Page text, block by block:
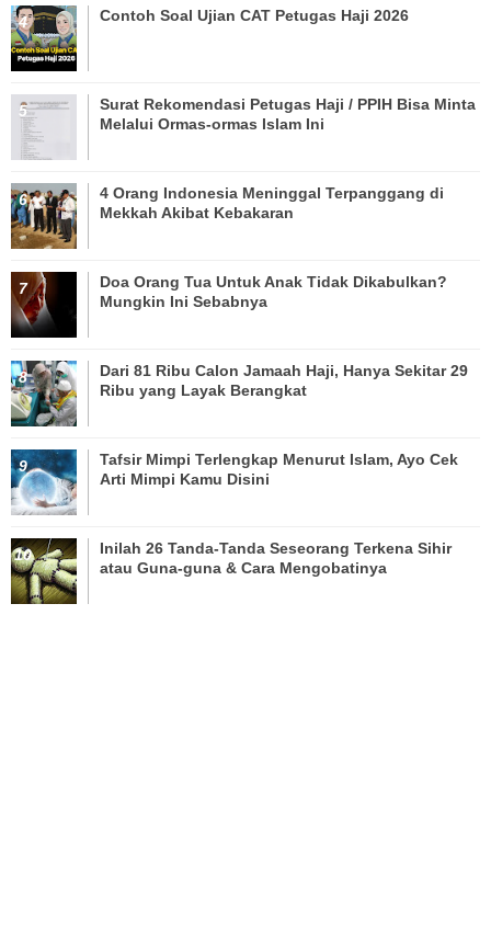
Contoh Soal Ujian CAT Petugas Haji 2026
Surat Rekomendasi Petugas Haji / PPIH Bisa Minta
Melalui Ormas-ormas Islam Ini
4 Orang Indonesia Meninggal Terpanggang di
Mekkah Akibat Kebakaran
Doa Orang Tua Untuk Anak Tidak Dikabulkan?
Mungkin Ini Sebabnya
Dari 81 Ribu Calon Jamaah Haji, Hanya Sekitar 29
Ribu yang Layak Berangkat
Tafsir Mimpi Terlengkap Menurut Islam, Ayo Cek
Arti Mimpi Kamu Disini
Inilah 26 Tanda-Tanda Seseorang Terkena Sihir
atau Guna-guna & Cara Mengobatinya